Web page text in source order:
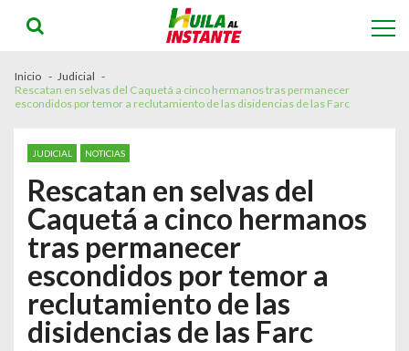
navigation
content
Inicio
Judicial
Rescatan en selvas del Caquetá a cinco hermanos tras permanecer
escondidos por temor a reclutamiento de las disidencias de las Farc
JUDICIAL NOTICIAS
Rescatan en selvas del
Caquetá a cinco hermanos
tras permanecer
escondidos por temor a
reclutamiento de las
disidencias de las Farc